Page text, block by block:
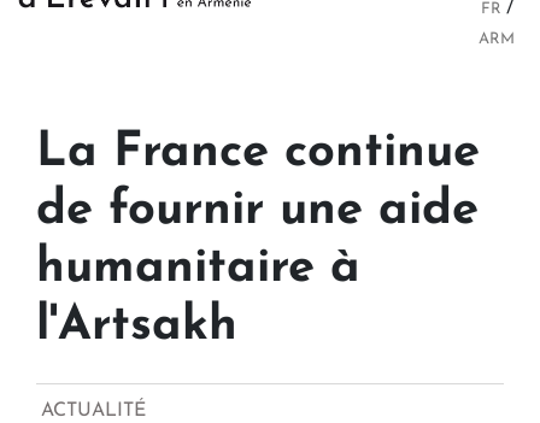
FR
ARM
La France continue
de fournir une aide
humanitaire à
l'Artsakh
ACTUALITÉ